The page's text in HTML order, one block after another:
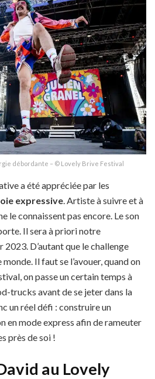
débordante – © Lovely Brive Festival
a été appréciée par les
expressive. Artiste à suivre et à
le connaissent pas encore. Le son
Il sera à priori notre
D’autant que le challenge
Il faut se l’avouer, quand on
on passe un certain temps à
trucks avant de se jeter dans la
un réel défi : construire un
en mode express afin de rameuter
près de soi !
au Lovely